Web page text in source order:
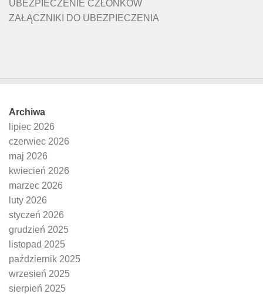
UBEZPIECZENIE CZŁONKÓW
ZAŁĄCZNIKI DO UBEZPIECZENIA
Archiwa
lipiec 2026
czerwiec 2026
maj 2026
kwiecień 2026
marzec 2026
luty 2026
styczeń 2026
grudzień 2025
listopad 2025
październik 2025
wrzesień 2025
sierpień 2025